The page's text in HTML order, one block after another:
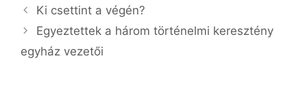
Ki csettint a végén?
Egyeztettek a három történelmi keresztény
egyház vezetői